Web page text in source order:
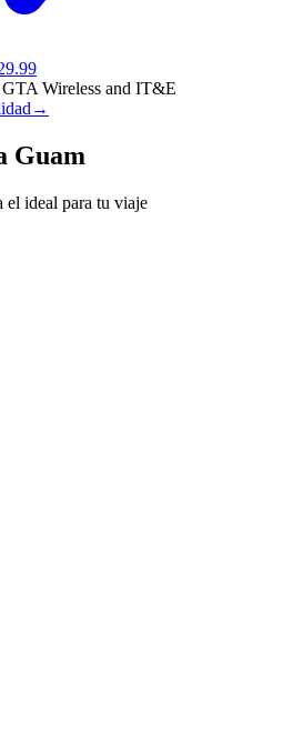
GTA Wireless and IT&E
→
Guam
el ideal para tu viaje